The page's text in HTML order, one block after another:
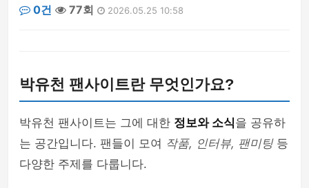
0건
77회 2026.05.25 10:58
박유천 팬사이트란 무엇인가요?
박유천 팬사이트는 그에 대한 정보와 소식을 공유하
는 공간입니다. 팬들이 모여 작품, 인터뷰, 팬미팅등
다양한 주제를 다룹니다.